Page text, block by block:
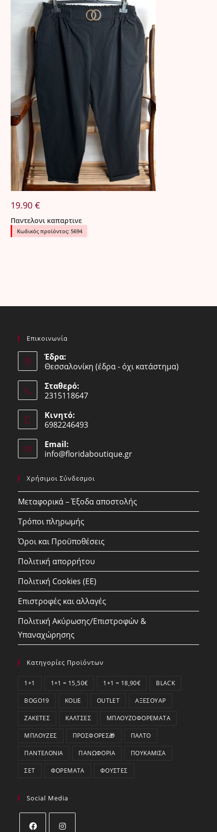
19.90€
Παντελονι καπαρτινε
Κωδικός προϊόντος: 5694
Επικοινωνία
Έδρα:
Θεσσαλονίκη (έδρα - όχι κατάστημα)
Σταθερό:
2315118647
in
your
application
Κινητό:
6982246493
in
your
Email:
info@floridaboutique.grOpens
Χρήσιμοι Σύνδεσμοι
Μεταφορικά – Έξοδα αποστολής
Τρόποι πληρωμής
Όροι και Προϋποθέσεις
Πολιτική απορρήτου
Πολιτική Cookies (ΕΕ)
Επιστροφές και αλλαγές
Πολιτική Ακύρωσης/Επιστροφών &
Υπαναχώρησης
Κατηγορίες Προϊόντων
1+1 1+1 = 15,50€ 1+1 = 18,90€ BLACK
BOGO19 KOLIE OUTLET ΑΞΕΣΟΥΆΡ
ΖΑΚΈΤΕΣ ΚΆΛΤΣΕΣ ΜΠΛΟΥΖΟΦΟΡΈΜΑΤΑ
ΜΠΛΟΎΖΕΣ ΠΡΟΣΦΟΡΕΣ🎁 ΠΑΛΤΌ
ΠΑΝΤΕΛΌΝΙΑ ΠΑΝΩΦΌΡΙΑ ΠΟΥΚΆΜΙΣΑ
ΣΕΤ ΦΟΡΈΜΑΤΑ ΦΟΎΣΤΕΣ
Social Media